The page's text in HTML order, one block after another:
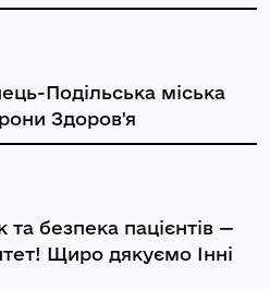
Подільська міська
Здоров'я
безпека пацієнтів —
Щиро дякуємо Інні